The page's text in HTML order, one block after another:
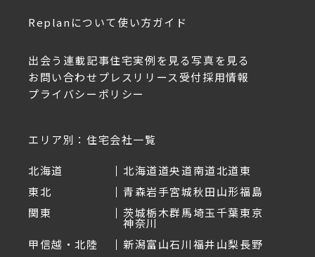
Replanについて使い方ガイド
出会う 連載記事住宅実例を見る写真を見る
お問い合わせ プレスリリース受付採用情報
プライバシーポリシー
エリア別：住宅会社一覧
北海道 北海道道央道南道北道東
東北
青森岩手宮城秋田山形福島
関東
茨城栃木群馬埼玉千葉東京
神奈川
甲信越・北陸
新潟富山石川福井山梨長野